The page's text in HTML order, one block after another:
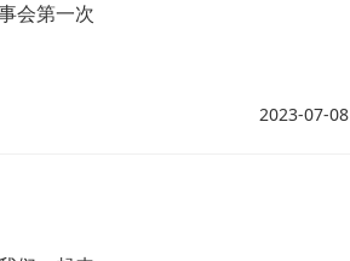
会第一次
2023-07-08